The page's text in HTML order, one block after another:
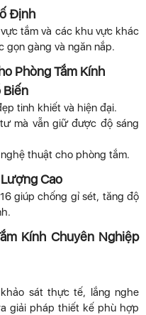
Định
tắm và các khu vực khác
gọn gàng và ngăn nắp.
Phòng Tắm Kính
Biến
tinh khiết và hiện đại.
mà vẫn giữ được độ sáng
thuật cho phòng tắm.
Cao
giúp chống gỉ sét, tăng độ
Kính Chuyên Nghiệp
sát thực tế, lắng nghe
giải pháp thiết kế phù hợp